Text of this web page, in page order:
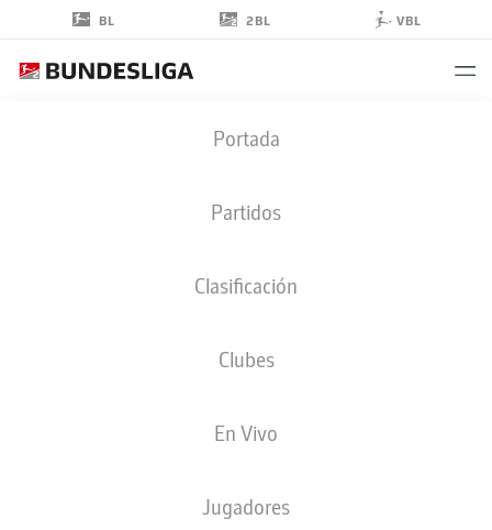
BL 2BL VBL
Portada
Partidos
Clasificación
Clubes
En Vivo
Jugadores